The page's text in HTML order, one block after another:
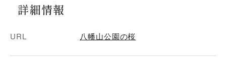
詳細情報
URL 八幡山公園の桜